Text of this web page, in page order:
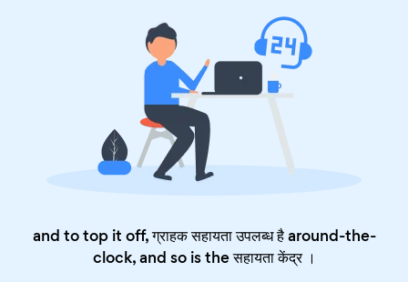
and to top it off, ग्राहक सहायता उपलब्ध है around-the-
clock, and so is theसहायता केंद्र।